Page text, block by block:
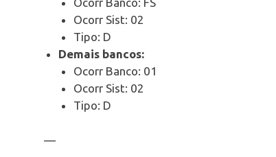
Ocorr Banco: FS
Ocorr Sist: 02
Tipo: D
Demais bancos:
Ocorr Banco: 01
Ocorr Sist: 02
Tipo: D
—